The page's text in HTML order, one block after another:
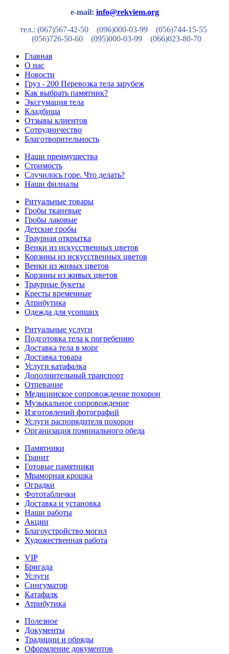
e-mail: info@rekviem.org
тел.: (067)567-42-50 (096)000-03-99
(056)744-15-55
(056)726-50-60
(095)000-03-99
(066)023-80-70
Главная
О нас
Новости
Груз - 200 Перевозка тела зарубеж
Как выбрать памятник?
Эксгумация тела
Кладбища
Отзывы клиентов
Сотрудничество
Благотворительность
Наши преимущества
Стоимость
Случилось горе. Что делать?
Наши филиалы
Ритуальные товары
Гробы тканевые
Гробы лаковые
Детские гробы
Траурная открытка
Венки из искусственных цветов
Корзины из искусственных цветов
Венки из живых цветов
Корзины из живых цветов
Траурные букеты
Кресты временные
Атрибутика
Одежда для усопших
Ритуальные услуги
Подготовка тела к погребению
Доставка тела в морг
Доставка товара
Услуги катафалка
Дополнительный транспорт
Отпевание
Медицинское сопровождение похорон
Музыкальное сопровождение
Изготовлений фотографий
Услуги распорядителя похорон
Организация поминального обеда
Памятники
Гранит
Готовые памятники
Мраморная крошка
Оградки
Фототаблички
Доставка и установка
Наши работы
Акции
Благоустройство могил
Художественная работа
VIP
Бригада
Услуги
Сингуматор
Катафалк
Атрибутика
Полезное
Документы
Традиции и обряды
Оформление документов